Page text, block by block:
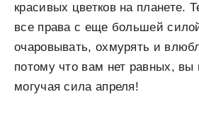
красивых цветков на планете.
все права с еще большей
очаровывать, охмурять и
потому что вам нет равных,
могучая сила апреля!